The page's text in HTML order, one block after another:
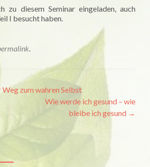
zu diesem Seminar eingeladen, auch
I besucht haben.
.
Weg zum wahren Selbst
Wie werde ich gesund – wie
bleibe ich gesund →